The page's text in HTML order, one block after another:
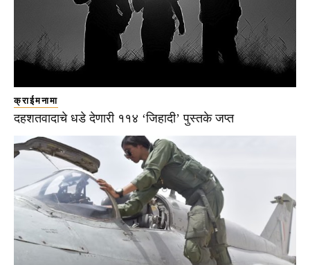
क्राईमनामा
दहशतवादाचे धडे देणारी ११४ ‘जिहादी’ पुस्तके जप्त